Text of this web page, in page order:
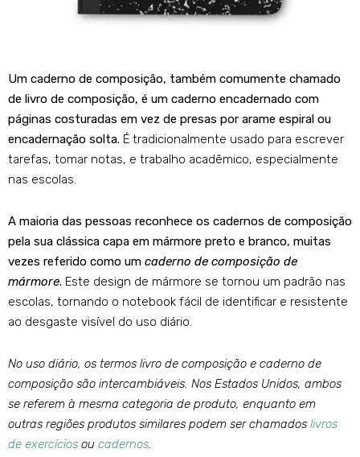
Um caderno de composição, também comumente chamado
de livro de composição, é um caderno encadernado com
páginas costuradas em vez de presas por arame espiral ou
encadernação solta. É tradicionalmente usado para escrever
tarefas, tomar notas, e trabalho acadêmico, especialmente
nas escolas.
A maioria das pessoas reconhece os cadernos de composição
pela sua clássica capa em mármore preto e branco, muitas
vezes referido como um caderno de composição de
mármore. Este design de mármore se tornou um padrão nas
escolas, tornando o notebook fácil de identificar e resistente
ao desgaste visível do uso diário.
No uso diário, os termos livro de composição e caderno de
composição são intercambiáveis. Nos Estados Unidos, ambos
se referem à mesma categoria de produto, enquanto em
outras regiões produtos similares podem ser chamados livros
de exercícios ou cadernos.